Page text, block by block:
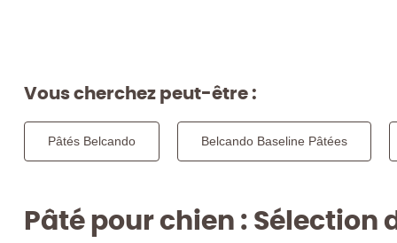
Vous cherchez peut-être :
Pâtés Belcando Belcando Baseline Pâtées
Pâté pour chien :